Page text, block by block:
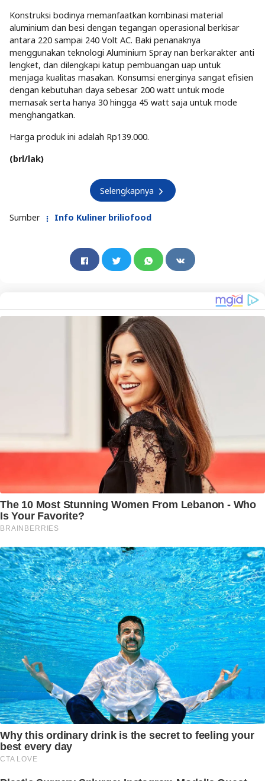
Konstruksi bodinya memanfaatkan kombinasi material
aluminium dan besi dengan tegangan operasional berkisar
antara 220 sampai 240 Volt AC. Baki penanaknya
menggunakan teknologi Aluminium Spray nan berkarakter anti
lengket, dan dilengkapi katup pembuangan uap untuk
menjaga kualitas masakan. Konsumsi energinya sangat efisien
dengan kebutuhan daya sebesar 200 watt untuk mode
memasak serta hanya 30 hingga 45 watt saja untuk mode
menghangatkan.
Harga produk ini adalah Rp139.000.
(brl/lak)
Selengkapnya
Sumber Info Kuliner briliofood